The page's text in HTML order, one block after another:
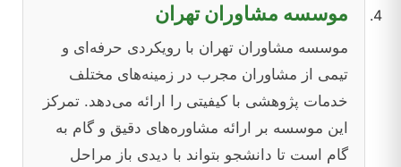
موسسه مشاوران تهران
موسسه مشاوران تهران با رویکردی حرفه‌ای و
تیمی از مشاوران مجرب در زمینه‌های مختلف
خدمات پژوهشی با کیفیتی را ارائه می‌دهد. تمرکز
این موسسه بر ارائه مشاوره‌های دقیق و گام به
گام است تا دانشجو بتواند با دیدی باز مراحل